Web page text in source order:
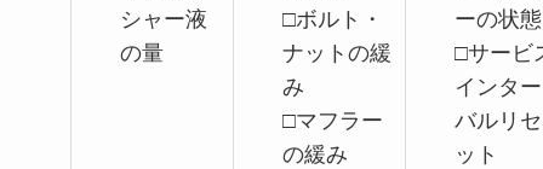
シャー液
の量
□ボルト・
ナットの緩
み
□マフラー
の緩み
ーの状態
□サービ
インター
バルリセ
ット